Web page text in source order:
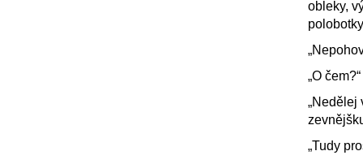
obleky,
„O
„Nedělej
„Tudy